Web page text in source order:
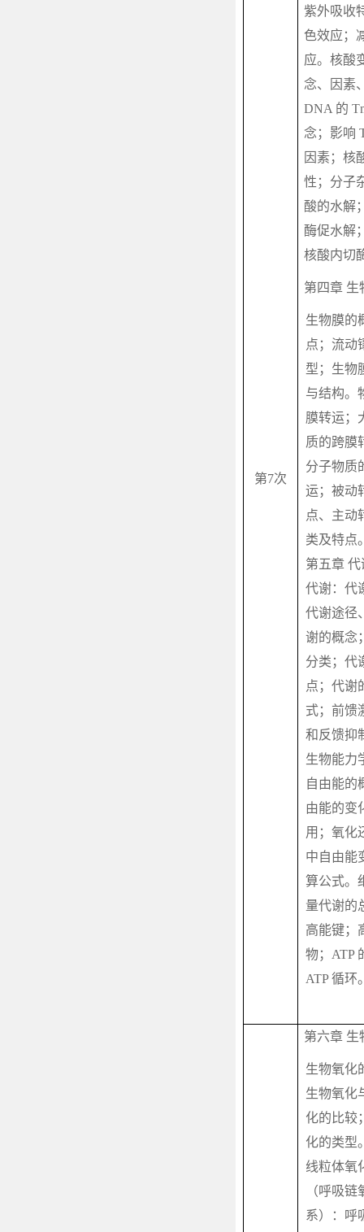
第7次
紫外吸收
色效应；
应。核酸
念、因素
DNA 的
念；影响
因素；核
性；分子
酸的水解
酶促水解
核酸内切
第四章 生
生物膜的
点；流动
型；生物
与结构。
膜转运；
质的跨膜
分子物质
运；被动
点、主动
类及特点
第五章 代
代谢：代
代谢途径
谢的概念
分类；代
点；代谢
式；前馈
和反馈抑
生物能力
自由能的
由能的变
用；氧化
中自由能
算公式。
量代谢的
高能键；
物； ATP
ATP循环
第六章 生
生物氧化
生物氧化
化的比较
化的类型
线粒体氧
（呼吸链
系）：呼